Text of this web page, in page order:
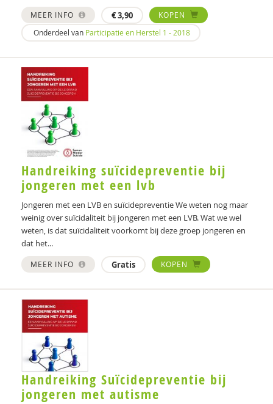
MEER INFO €3,90
KOPEN
Onderdeel van Participatie en Herstel 1 - 2018
Handreiking suïcidepreventie bij
jongeren met een lvb
Jongeren met een LVB en suïcidepreventie We weten nog maar
weinig over suïcidaliteit bij jongeren met een LVB. Wat we wel
weten, is dat suïcidaliteit voorkomt bij deze groep jongeren en
dat het...
MEER INFO Gratis KOPEN
Handreiking Suïcidepreventie bij
jongeren met autisme